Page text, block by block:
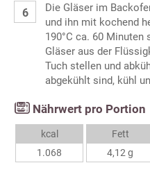
Die Gläser im
und ihn mit kochend
190°C ca. 60 Minuten
Gläser aus der
Tuch stellen und
abgekühlt sind, kühl
Nährwert pro Portion
kcal
1.068
Fett
4,12 g